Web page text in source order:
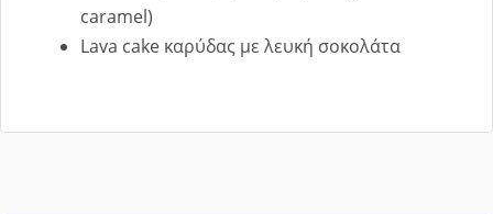
caramel)
Lava cake καρύδας με λευκή σοκολάτα